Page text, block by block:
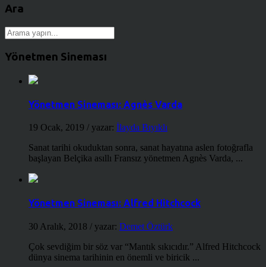
Ara
Yönetmen Sineması
Yönetmen Sineması: Agnès Varda
19 Ocak, 2019 / yazar: İlayda Bıyıklı
Sanat tarihi okuduktan sonra, sanat hayatına aslen fotoğrafla
başlayan Belçika asıllı Fransız yönetmen Agnès Varda, ...
Yönetmen Sineması: Alfred Hitchcock
30 Aralık, 2018 / yazar: Demet Öztürk
Çok sevdiğim bir söz var “Mantık sıkıcıdır.” Alfred Hitchcock
dünya sinema tarihinin en önemli ve biricik ...